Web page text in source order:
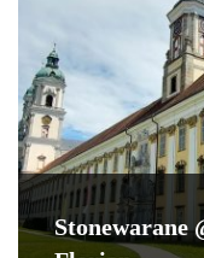
Stonewarane